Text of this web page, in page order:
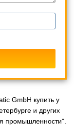
GmbH купить у
и других
промышленности".